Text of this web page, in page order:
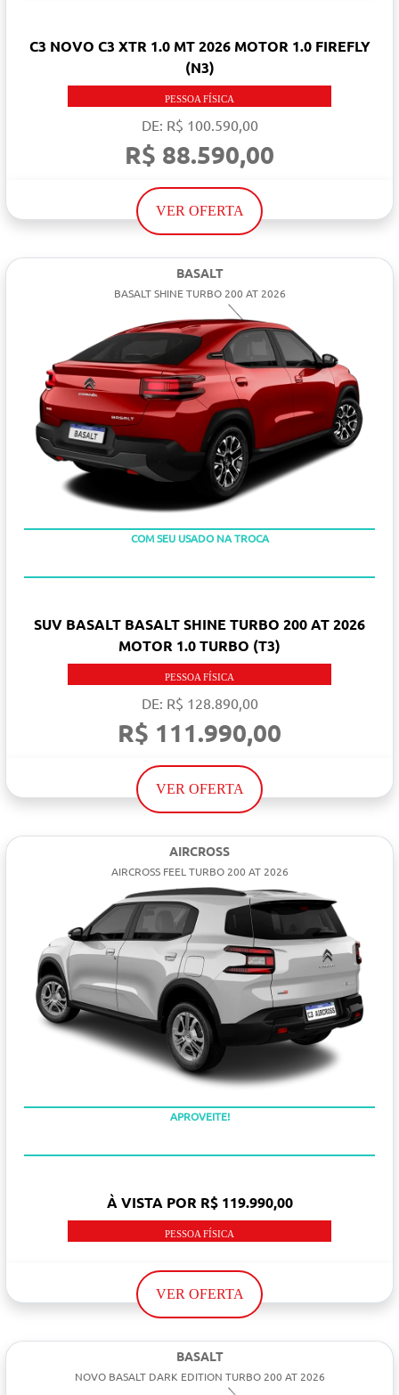
C3 NOVO C3 XTR 1.0 MT 2026 MOTOR 1.0 FIREFLY
(N3)
PESSOA FÍSICA
DE: R$ 100.590,00
R$ 88.590,00
VER OFERTA
BASALT
BASALT SHINE TURBO 200 AT 2026
TAXA ZERO
SUV BASALT BASALT SHINE TURBO 200 AT 2026
MOTOR 1.0 TURBO (T3)
PESSOA FÍSICA
DE: R$ 128.890,00
R$ 111.990,00
VER OFERTA
AIRCROSS
AIRCROSS FEEL TURBO 200 AT 2026
APROVEITE!
À VISTA POR R$ 119.990,00
PESSOA FÍSICA
VER OFERTA
BASALT
NOVO BASALT DARK EDITION TURBO 200 AT 2026